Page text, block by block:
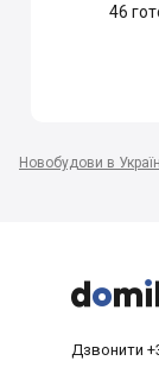
46
Новобудови в
Дзвонити